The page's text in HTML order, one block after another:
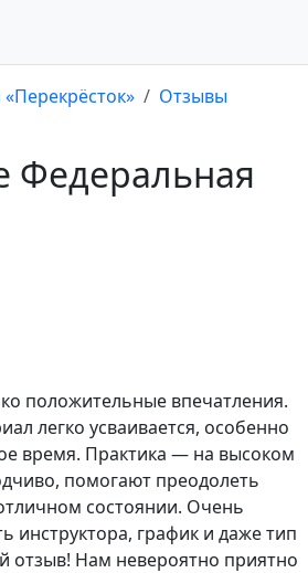
Отзывы
Федеральная
положительные впечатления.
легко усваивается, особенно
время. Практика — на высоком
помогают преодолеть
состоянии. Очень
график и даже тип
отзыв! Нам невероятно приятно